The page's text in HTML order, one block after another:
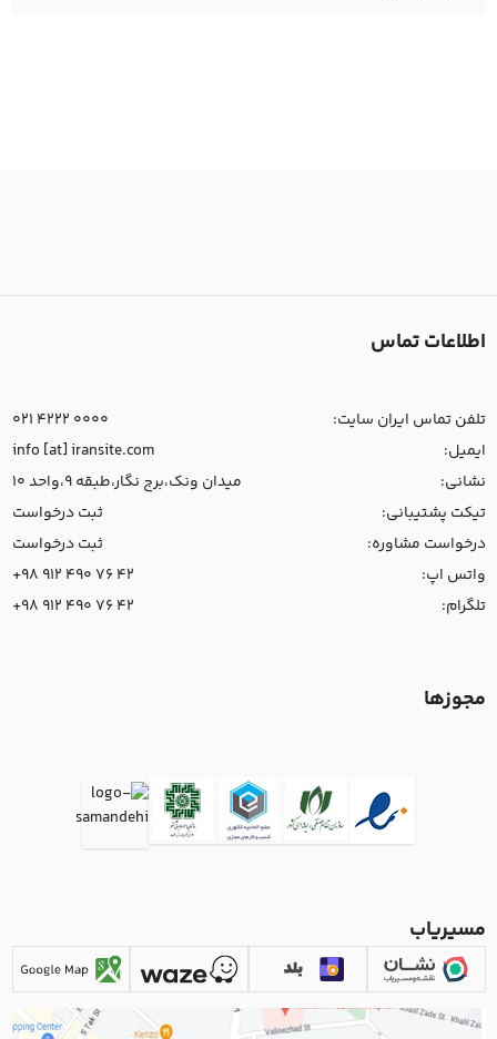
اطلاعات تماس
تلفن تماس ایران سایت:
021 4222 0000
ایمیل:
info [at] iransite.com
نشانی:
میدان ونک،برج نگار،طبقه 9،واحد 10
تیکت پشتیبانی:
ثبت درخواست
درخواست مشاوره:
ثبت درخواست
واتس اپ:
+98 912 490 76 42
تلگرام:
+98 912 490 76 42
مجوزها
مسیریاب